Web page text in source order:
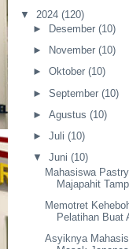
▼ 2024 (120)
►
Desember (10)
►
November (10)
► Oktober (10)
► September (10)
► Agustus (10)
► Juli (10)
▼ Juni (10)
Mahasiswa
Majapahit
Memotret
Pelatihan Buat
Asyiknya